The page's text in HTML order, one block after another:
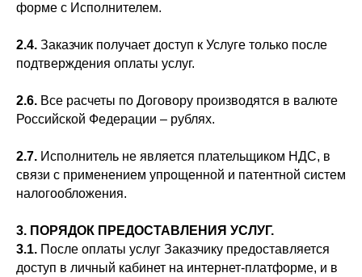
форме с Исполнителем.
2.4. Заказчик получает доступ к Услуге только после
подтверждения оплаты услуг.
2.6. Все расчеты по Договору производятся в валюте
Российской Федерации – рублях.
2.7. Исполнитель не является плательщиком НДС, в
связи с применением упрощенной и патентной систем
налогообложения.
3. ПОРЯДОК ПРЕДОСТАВЛЕНИЯ УСЛУГ.
3.1. После оплаты услуг Заказчику предоставляется
доступ в личный кабинет на интернет-платформе, и в